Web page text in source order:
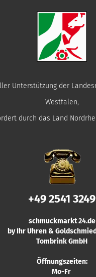
Unterstützung der
Westfalen,
durch das Land
+49 2541 3249
schmuckmarkt 24.de
by Ihr Uhren &
Tombrink GmbH
Öffnungszeiten:
Mo-Fr